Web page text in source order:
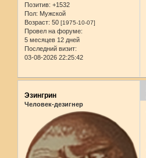
Позитив: +1532
Пол: Мужской
Возраст: 50 [1975-10-07]
Провел на форуме:
5 месяцев 12 дней
Последний визит:
03-08-2026 22:25:42
Эзингрин
Человек-дезигнер